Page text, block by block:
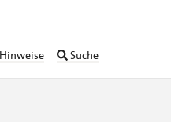
Hinweise Suche